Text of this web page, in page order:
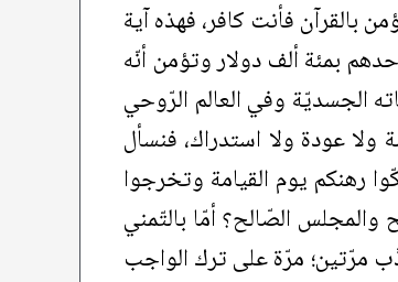
بالقرآن فأنت كافر، فهذه آية
بمئة ألف دولار وتؤمن أنّه
الجسديّة وفي العالم الرّوحي
عودة ولا استدراك، فنسأل
رهنكم يوم القيامة وتخرجوا
والمجلس الصّالح؟ أمّا بالتّمني
مرّتين؛ مرّة على ترك الواجب